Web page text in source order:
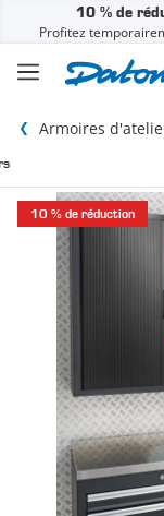
10 % de
Profitez
Armoires
10 % de réduction